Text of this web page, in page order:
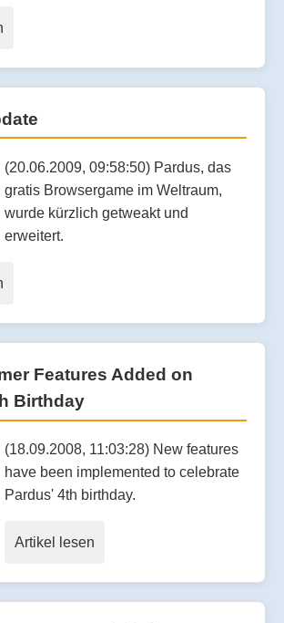
(20.06.2009, 09:58:50) Pardus, das
gratis Browsergame im Weltraum,
wurde kürzlich getweakt und
erweitert.
Features Added on
Birthday
(18.09.2008, 11:03:28) New features
have been implemented to celebrate
Pardus' 4th birthday.
Artikel lesen